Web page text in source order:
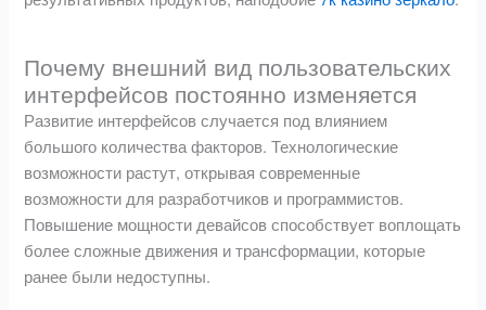
Почему внешний вид пользовательских
интерфейсов постоянно изменяется
Развитие интерфейсов случается под влиянием
большого количества факторов. Технологические
возможности растут, открывая современные
возможности для разработчиков и программистов.
Повышение мощности девайсов способствует воплощать
более сложные движения и трансформации, которые
ранее были недоступны.